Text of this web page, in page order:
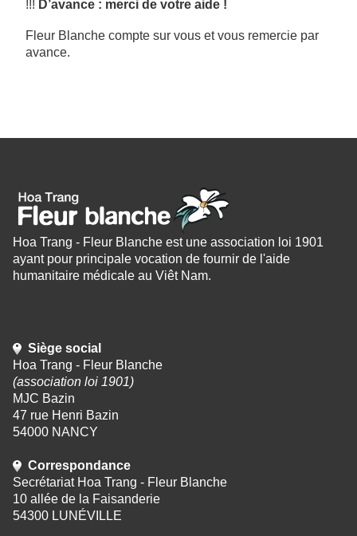
!!! D’avance : merci de votre aide !
Fleur Blanche compte sur vous et vous remercie par
avance.
Hoa Trang - Fleur Blanche est une association loi 1901
ayant pour principale vocation de fournir de l'aide
humanitaire médicale au Viêt Nam.
Siège social
Hoa Trang - Fleur Blanche
(association loi 1901)
MJC Bazin
47 rue Henri Bazin
54000 NANCY
Correspondance
Secrétariat Hoa Trang - Fleur Blanche
10 allée de la Faisanderie
54300 LUNÉVILLE